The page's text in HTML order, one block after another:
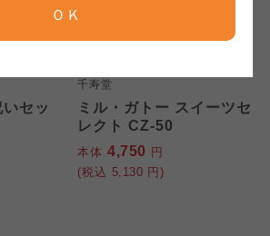
ＯＫ
セッ
千寿堂
ミル・ガトー スイーツセ
レクト CZ-50
本体 4,750 円
(税込 5,130 円)
ならコープ
おおさかパルコープ
よどがわ市民生協
ならコープ
おおさかパルコープ
よどがわ市民生協
ならコープ
おおさかパルコープ
よどがわ市民生協